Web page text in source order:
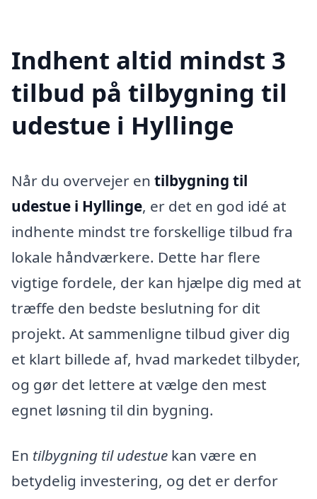
Indhent altid mindst 3
tilbud på tilbygning til
udestue i Hyllinge
Når du overvejer en tilbygning til
udestue i Hyllinge, er det en god idé at
indhente mindst tre forskellige tilbud fra
lokale håndværkere. Dette har flere
vigtige fordele, der kan hjælpe dig med at
træffe den bedste beslutning for dit
projekt. At sammenligne tilbud giver dig
et klart billede af, hvad markedet tilbyder,
og gør det lettere at vælge den mest
egnet løsning til din bygning.
En tilbygning til udestue kan være en
betydelig investering, og det er derfor